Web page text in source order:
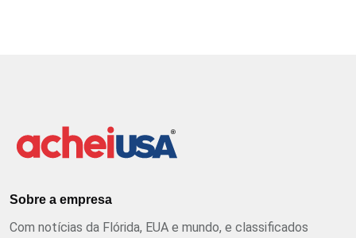
Sobre a empresa
Com notícias da Flórida, EUA e mundo, e classificados